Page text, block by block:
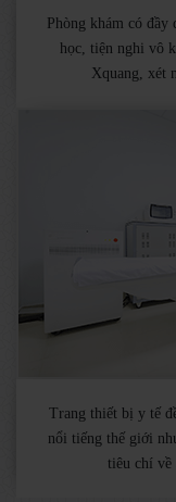
Phòng khám có
học, tiện nghi vô
Xquang, xét
Trang thiết bị y tế
nổi tiếng thế giới
tiêu chí về